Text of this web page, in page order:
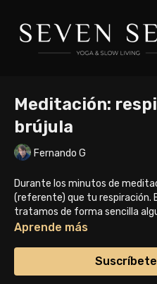
Meditación:
brújula
Fernando G
Durante los minutos de
(referente) que tu respiración.
tratamos de forma sencilla
Aprende más